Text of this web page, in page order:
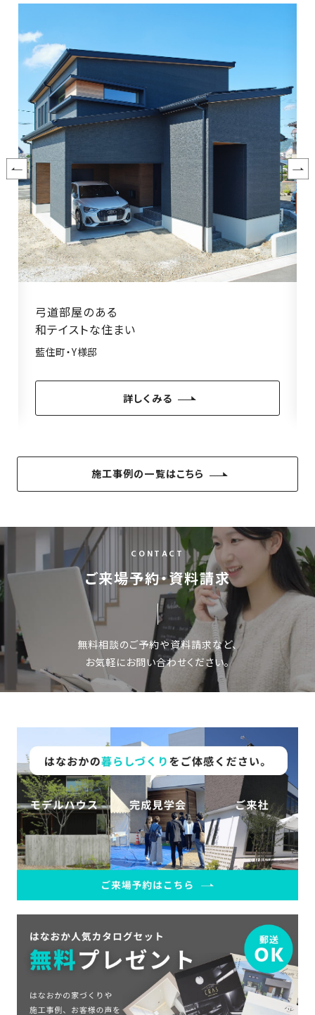
証
高
術
者
集
団
数
多
く
の
実
績
弓道部屋のある
和テイストな住まい
藍住町・Y様邸
詳しくみる
施工事例の一覧はこちら
CONTACT
ご来場予約・資料請求
無料相談のご予約や資料請求など、
お気軽にお問い合わせください。